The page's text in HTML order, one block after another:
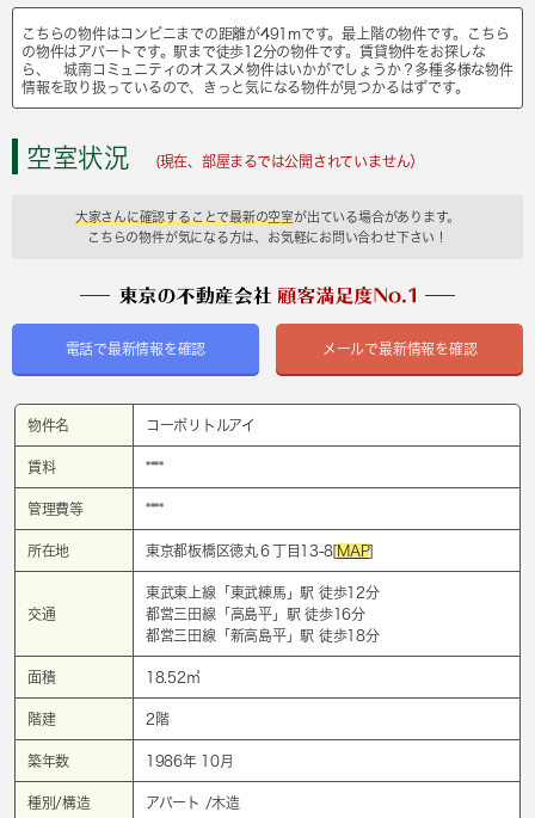
こちらの物件はコンビニまでの距離が491mです。最上階の物件です。こちら
の物件はアパートです。駅まで徒歩12分の物件です。賃貸物件をお探しな
ら、 城南コミュニティのオススメ物件はいかがでしょうか？多種多様な物件
情報を取り扱っているので、きっと気になる物件が見つかるはずです。
空室状況 (現在、部屋まるでは公開されていません）
大家さんに確認することで最新の空室が出ている場合があります。
こちらの物件が気になる方は、お気軽にお問い合わせ下さい！
電話で最新情報を確認 メールで最新情報を確認
物件名 コーポリトルアイ
賃料 ****
管理費等 ****
所在地 東京都板橋区徳丸６丁目13-8[MAP]
交通
東武東上線「 東武練馬 」駅 徒歩12分
都営三田線「 高島平」駅 徒歩16分
都営三田線「 新高島平」駅 徒歩18分
面積 18.52㎡
階建 2階
築年数 1986年 10月
種別/構造 アパート /木造